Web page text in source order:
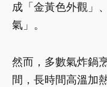
成「金黃色外觀」
氣」。
然而，多數氣炸鍋
間，長時間高溫加